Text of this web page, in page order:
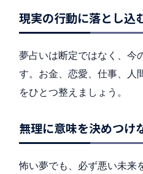
現実の行動に落とし込
夢占いは断定ではなく、今
す。お金、恋愛、仕事、人
をひとつ整えましょう。
無理に意味を決めつけ
怖い夢でも、必ず悪い未来